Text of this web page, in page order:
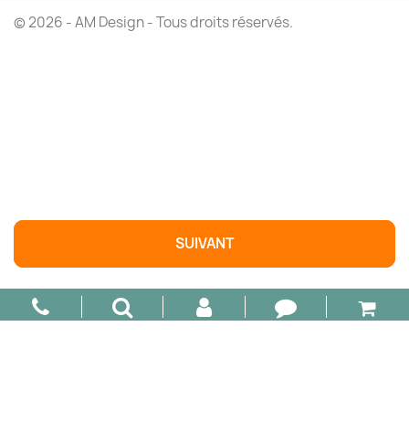
AJOUTER AU PANIER
SUIVANT
© 2026 - AM Design - Tous droits réservés.